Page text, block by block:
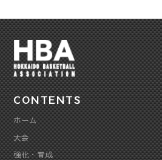
CONTENTS
ホーム
大会
強化・育成